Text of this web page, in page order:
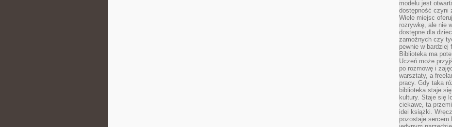
modelu jest
dostępność czyni
Wiele miejsc
rozrywkę, ale nie
dostępne dla
zamożnych czy
pewnie w bardziej
Biblioteka ma
Uczeń może
po rozmowę i
warsztaty, a
pracy. Gdy taka
biblioteka staje
kultury. Staje się
ciekawe, ta
idei książki.
pozostaje sercem